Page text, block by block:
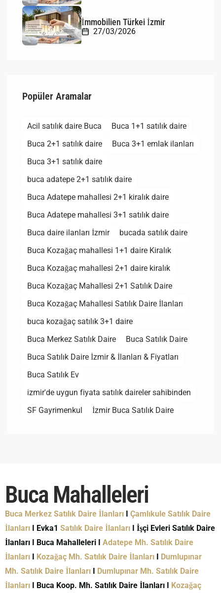
İmmobilien Türkei İzmir
27/03/2026
Popüler Aramalar
Acil satılık daire Buca
Buca 1+1 satılık daire
Buca 2+1 satılık daire
Buca 3+1 emlak ilanları
Buca 3+1 satılık daire
buca adatepe 2+1 satılık daire
Buca Adatepe mahallesi 2+1 kiralık daire
Buca Adatepe mahallesi 3+1 satılık daire
Buca daire ilanları İzmir
bucada satılık daire
Buca Kozağaç mahallesi 1+1 daire Kiralık
Buca Kozağaç mahallesi 2+1 daire kiralık
Buca Kozağaç Mahallesi 2+1 Satılık Daire
Buca Kozağaç Mahallesi Satılık Daire İlanları
buca kozağaç satılık 3+1 daire
Buca Merkez Satılık Daire
Buca Satılık Daire
Buca Satılık Daire İzmir & İlanları & Fiyatları
Buca Satılık Ev
izmir'de uygun fiyata satılık daireler sahibinden
SF Gayrimenkul
İzmir Buca Satılık Daire
Buca Mahalleleri
Buca Merkez Satılık Daire İlanları I Çamlıkule Satılık Daire
İlanları I Evka1 Satılık Daire İlanları I İşçi Evleri Satılık Daire
İlanları I Buca Mahalleleri I Adatepe Mh. Satılık Daire
İlanları I Kozağaç Mh. Satılık Daire İlanları I Dumlupınar
Mh. Satılık Daire İlanları I Dumlupınar Mh. Satılık Daire
İlanları I Buca Koop. Mh. Satılık Daire İlanları I Kozağaç